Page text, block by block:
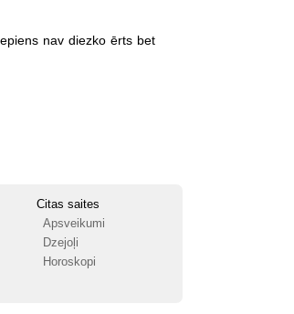
nav diezko ērts bet
Citas saites
Apsveikumi
Dzejoļi
Horoskopi